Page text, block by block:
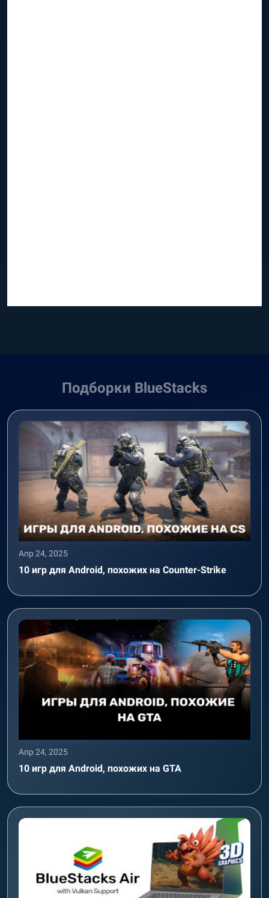
Подборки BlueStacks
Апр 24, 2025
10 игр для Android, похожих на Counter-Strike
Апр 24, 2025
10 игр для Android, похожих на GTA